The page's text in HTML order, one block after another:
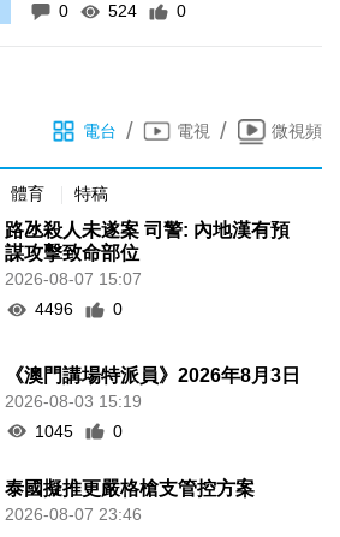
0
524 0
電台 / 電視 / 微視頻
體育 特稿
路氹殺人未遂案 司警: 內地漢有預
謀攻擊致命部位
2026-08-07 15:07
4496
0
《澳門講場特派員》2026年8月3日
2026-08-03 15:19
1045
0
泰國擬推更嚴格槍支管控方案
2026-08-07 23:46